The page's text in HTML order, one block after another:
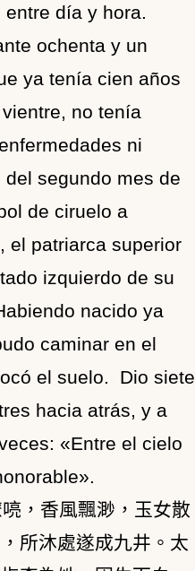
día y hora.
ochenta y un
ya tenía cien años
no tenía
ni
segundo mes de
de ciruelo a
el patriarca superior
izquierdo de su
nacido ya
caminar en el
el suelo. Dio siete
hacia atrás, y a
«Entre el cielo
，香風飄渺，玉女散
所沐處遂成九井。太